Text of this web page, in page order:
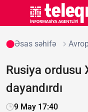
Əsas səhifə
Rusiya ordusu
dayandırdı
9 May 17:40